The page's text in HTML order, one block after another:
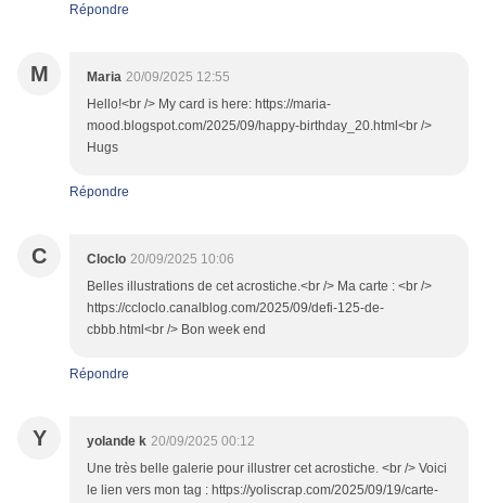
Répondre
M Maria 20/09/2025 12:55
Hello!<br /> My card is here: https://maria-
mood.blogspot.com/2025/09/happy-birthday_20.html<br />
Hugs
Répondre
C Cloclo 20/09/2025 10:06
Belles illustrations de cet acrostiche.<br /> Ma carte : <br />
https://ccloclo.canalblog.com/2025/09/defi-125-de-
cbbb.html<br /> Bon week end
Répondre
Y yolande k 20/09/2025 00:12
Une très belle galerie pour illustrer cet acrostiche. <br /> Voici
le lien vers mon tag : https://yoliscrap.com/2025/09/19/carte-